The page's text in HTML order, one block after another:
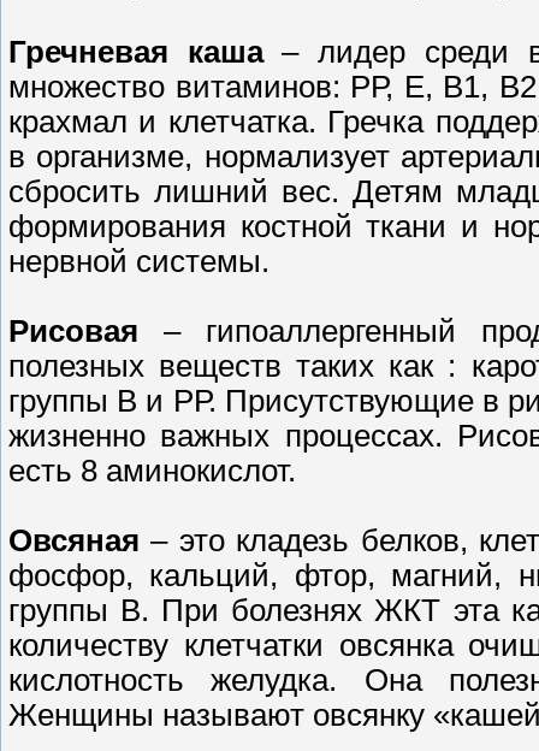
Гречневая каша– лидер среди
множество витаминов: РР, Е, В1,
крахмал и клетчатка. Гречка
в организме, нормализует
сбросить лишний вес. Детям
формирования костной ткани и
нервной системы.
Рисовая – гипоаллергенный
полезных веществ таких как :
группы В и РР. Присутствующие в
жизненно важных процессах.
есть 8 аминокислот.
Овсяная – это кладезь белков,
фосфор, кальций, фтор, магний,
группы В. При болезнях ЖКТ эта
количеству клетчатки овсянка
кислотность желудка. Она
Женщины называют овсянку